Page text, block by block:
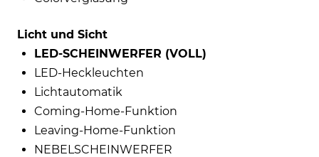
Licht und Sicht
LED-SCHEINWERFER (VOLL)
LED-Heckleuchten
Lichtautomatik
Coming-Home-Funktion
Leaving-Home-Funktion
NEBELSCHEINWERFER